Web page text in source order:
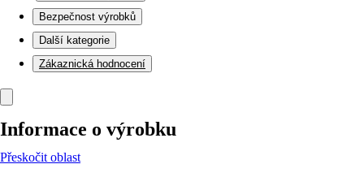
Bezpečnost výrobků
Další kategorie
Zákaznická hodnocení
Informace o výrobku
Přeskočit oblast